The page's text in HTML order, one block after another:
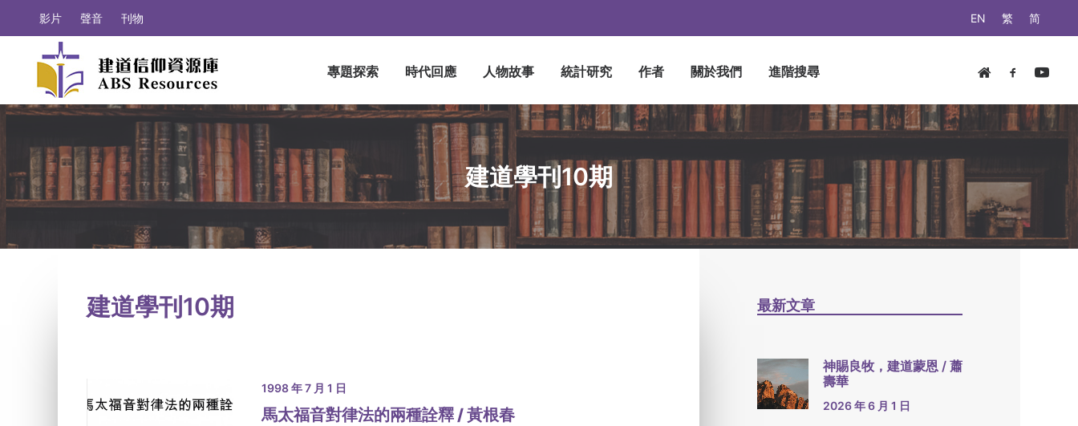
EN 繁 简
影片 聲音 刊物
專題探索 時代回應 人物故事 統計研究 作者 關於我們 進階搜尋
建道學刊10期
建道學刊10期
1998 年 7 月 1 日
馬太福音對律法的兩種詮釋 / 黃根春
最新文章
神賜良牧，建道蒙恩 / 蕭
壽華
2026 年 6 月 1 日